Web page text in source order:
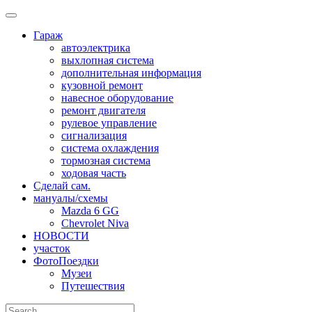
Skip
contentГараж
автоэлектрика
выхлопная система
дополнительная информация
кузовной ремонт
навесное оборудование
ремонт двигателя
рулевое управление
сигнализация
система охлаждения
тормозная система
ходовая часть
Сделай сам.
мануалы/схемы
Mazda 6 GG
Chevrolet Niva
НОВОСТИ
участок
ФотоПоездки
Музеи
Путешествия
Search